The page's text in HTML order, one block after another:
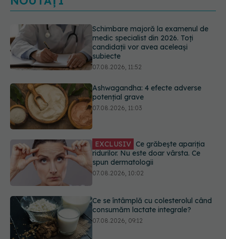
Ashwagandha: 4 efecte adverse
potențial grave
07.08.2026, 11:03
EXCLUSIV Ce grăbește apariția
ridurilor. Nu este doar vârsta. Ce
spun dermatologii
Ce se întâmplă cu colesterolul când
consumăm lactate integrale?
07.08.2026, 09:12
Alergia la ambrozie: 4 lucruri
esențiale despre simptome,
prevenție și tratament, explicate de